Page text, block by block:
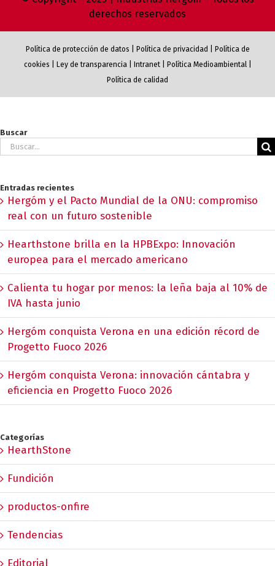
derechos reservados
Política de protección de datos Política de privacidad
Política de
cookies
Ley de transparencia| Intranet| Política Medioambiental|
Política de calidad
Buscar
Buscar:
Entradas recientes
Hergóm y el Pacto Mundial de la ONU: compromiso
real con un futuro sostenible
Hearthstone brilla en la HPBExpo: Innovación
europea para el mercado americano
Calienta tu hogar por menos: la leña baja al 10% de
IVA hasta junio
Hergóm conquista Verona en una edición récord de
Progetto Fuoco 2026
Hergóm conquista Verona: innovación cántabra y
eficiencia en Progetto Fuoco 2026
Categorías
HearthStone
Fundición
productos-onfire
Tendencias
Editorial